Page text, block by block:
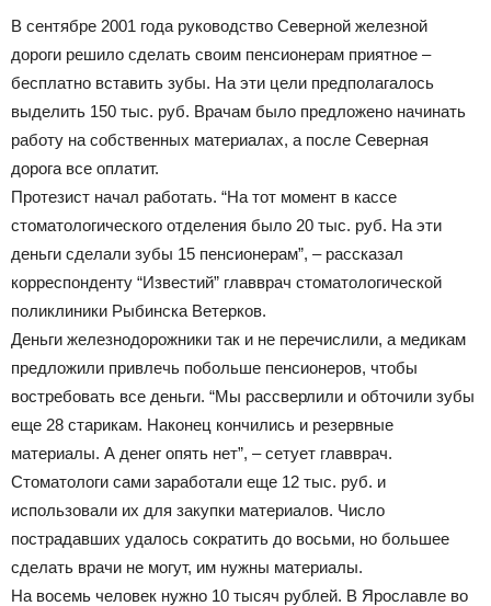
В сентябре 2001 года руководство Северной железной
дороги решило сделать своим пенсионерам приятное –
бесплатно вставить зубы. На эти цели предполагалось
выделить 150 тыс. руб. Врачам было предложено начинать
работу на собственных материалах, а после Северная
дорога все оплатит.
Протезист начал работать. “На тот момент в кассе
стоматологического отделения было 20 тыс. руб. На эти
деньги сделали зубы 15 пенсионерам”, – рассказал
корреспонденту “Известий” главврач стоматологической
поликлиники Рыбинска Ветерков.
Деньги железнодорожники так и не перечислили, а медикам
предложили привлечь побольше пенсионеров, чтобы
востребовать все деньги. “Мы рассверлили и обточили зубы
еще 28 старикам. Наконец кончились и резервные
материалы. А денег опять нет”, – сетует главврач.
Стоматологи сами заработали еще 12 тыс. руб. и
использовали их для закупки материалов. Число
пострадавших удалось сократить до восьми, но большее
сделать врачи не могут, им нужны материалы.
На восемь человек нужно 10 тысяч рублей. В Ярославле во